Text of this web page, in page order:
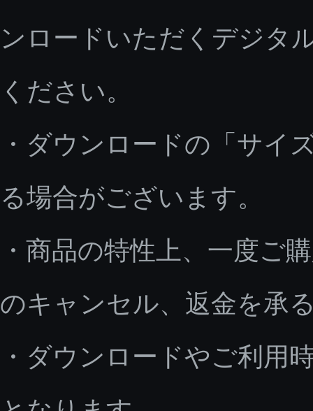
ンロードいただくデジタ
ください。
・ダウンロードの「サイ
る場合がございます。
・商品の特性上、一度ご
のキャンセル、返金を承
・ダウンロードやご利用